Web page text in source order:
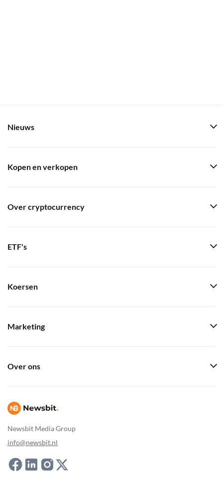
Newsbit Media Group
info@newsbit.nl
Nieuws
Kopen en verkopen
Over cryptocurrency
ETF's
Koersen
Marketing
Over ons